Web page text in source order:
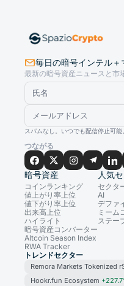
毎日の暗号インテル＋
最新の暗号資産ニュースと市
スパムなし。いつでも配信停止可能。
つながる
暗号資産
コインランキング
値上がり率上位
値下がり率上位
出来高上位
ハイライト
暗号資産コンバーター
Altcoin Season Index
RWA Tracker
人気
セクタ
AI
デファ
ミーム
ステー
トレンドセクター
Remora Markets Tokenized
Hookr.fun Ecosystem